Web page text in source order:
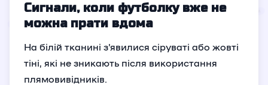
Сигнали, коли футболку вже не
можна прати вдома
На білій тканині з'явилися сіруваті або жовті
тіні, які не зникають після використання
плямовивідників.